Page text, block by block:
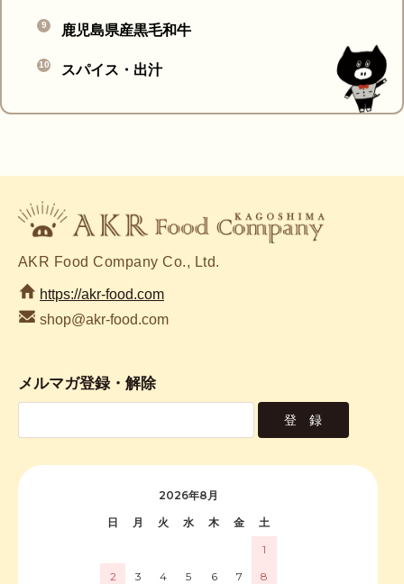
鹿児島県産黒毛和牛
スパイス・出汁
AKR Food Company Co., Ltd.
https://akr-food.com
shop@akr-food.com
メルマガ登録・解除
2026年8月
日
月 火 水 木 金
土
1
2
3 4 5 6 7
8